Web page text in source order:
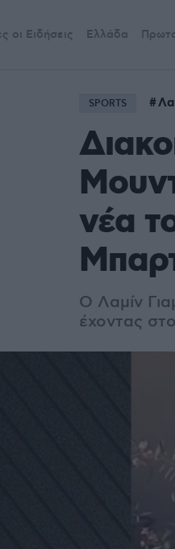
οι Ειδήσεις Ελλάδα
SPORTS
νέα
Ο Λαμίν
έχοντας